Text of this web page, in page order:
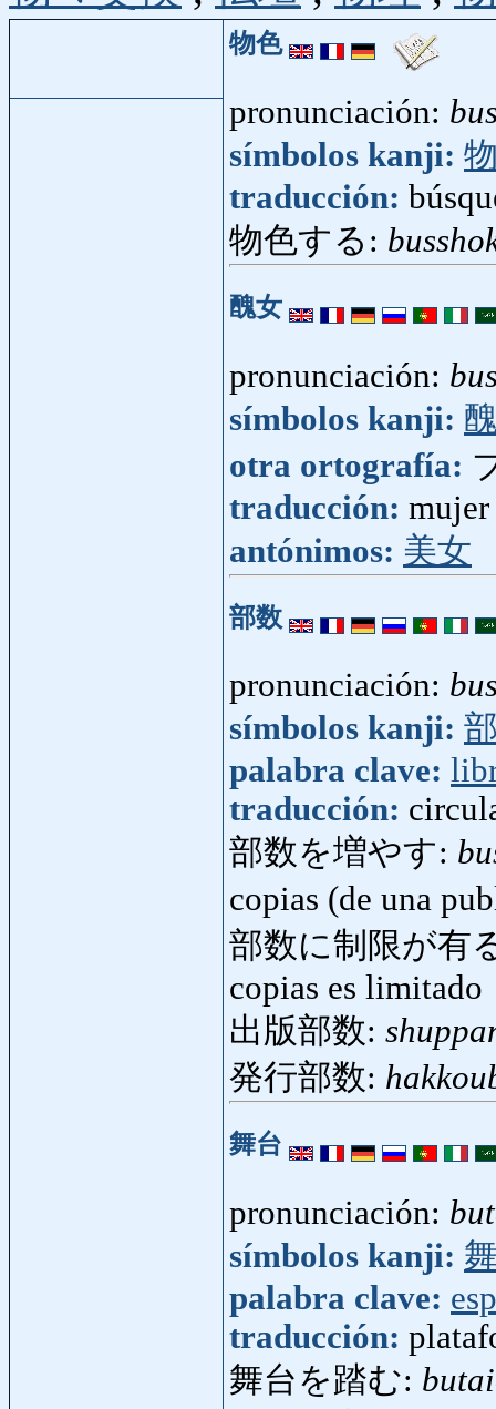
物色
pronunciación:
símbolos kanji:
traducción:
物色する:
醜女
pronunciación:
símbolos kanji:
otra ortografía:
traducción: mujer
antónimos: 美女
部数
pronunciación:
símbolos kanji:
palabra clave:
traducción:
部数を増やす:
copias (de una
部数に制限が有
copias es limitado
出版部数:
発行部数:
舞台
pronunciación:
símbolos kanji:
palabra clave:
traducción:
舞台を踏む: